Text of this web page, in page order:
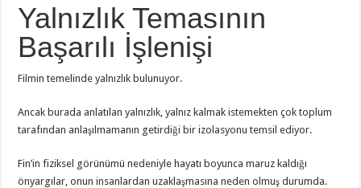
Yalnızlık Temasının
Başarılı İşlenişi
Filmin temelinde yalnızlık bulunuyor.
Ancak burada anlatılan yalnızlık, yalnız kalmak istemekten çok toplum
tarafından anlaşılmamanın getirdiği bir izolasyonu temsil ediyor.
Fin’in fiziksel görünümü nedeniyle hayatı boyunca maruz kaldığı
önyargılar, onun insanlardan uzaklaşmasına neden olmuş durumda.